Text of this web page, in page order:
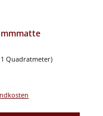
1 Quadratmeter)